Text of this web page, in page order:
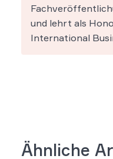
und lehrt als
International
Ähnliche